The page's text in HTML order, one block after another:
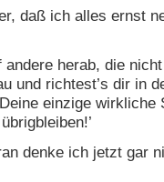
daß ich alles ernst
andere herab, die
und richtest’s dir in
einzige wirkliche
übrigbleiben!’
denke ich jetzt gar